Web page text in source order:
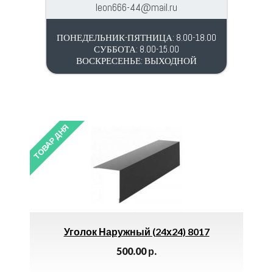
leon666-44@mail.ru
ПОНЕДЕЛЬНИК-ПЯТНИЦА: 8.00-18.00
СУББОТА: 8.00-15.00
ВОСКРЕСЕНЬЕ: ВЫХОДНОЙ
Наружный (24х24) 8017
ТОВАР ДНЯ
Конек «Коса»